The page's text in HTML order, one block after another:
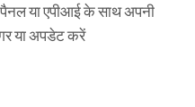
या एपीआई के साथ अपनी
या अपडेट करें